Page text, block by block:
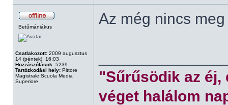
Betűmániákus
Csatlakozott: 2009 augusztus
14 (péntek), 16:03
Hozzászólások: 5239
Tartózkodási hely: Pittore
Magistrale Scuola Media
Superiore
Az még nincs
"Sűrűsödik az éj,
véget halálom